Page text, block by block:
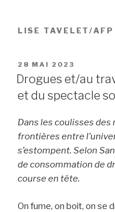
LISE TAVELET/AFP
PUBLIÉ
LE
28 MAI 2023
Drogues et/au
et du spectacle
Dans les coulisses
frontières entre
s’estompent. Selon
de consommation de
course en tête.
On fume, on boit, on se